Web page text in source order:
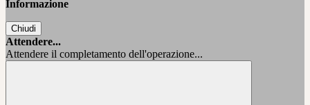
Informazione
Chiudi
Attendere...
Attendere il completamento dell'operazione...